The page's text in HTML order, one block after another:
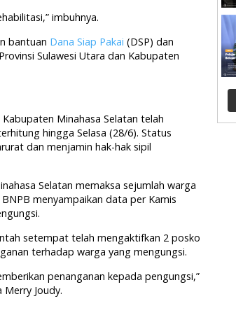
imbuhnya.
bantuan Dana Siap Pakai (DSP) dan
Sulawesi Utara dan Kabupaten
Minahasa Selatan telah
hingga Selasa (28/6). Status
dan menjamin hak-hak sipil
Selatan memaksa sejumlah warga
menyampaikan data per Kamis
setempat telah mengaktifkan 2 posko
terhadap warga yang mengungsi.
penanganan kepada pengungsi,”
Joudy.